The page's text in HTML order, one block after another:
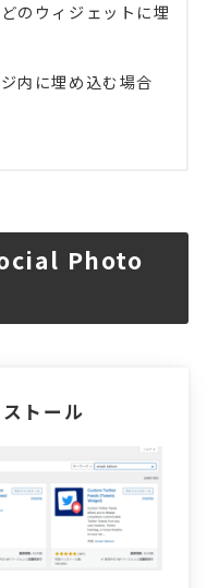
のウィジェットに埋
内に埋め込む場合
Photo
トール